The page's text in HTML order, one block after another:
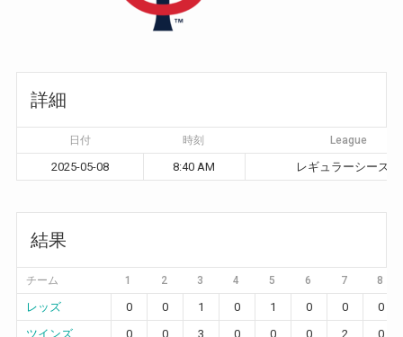
詳細
日付 時刻 League
2025-05-08 8:40 AM レギュラーシーズン
結果
チーム 1 2 3 4 5 6 7 8
レッズ 0 0 1 0 1 0 0
0
ツインズ
0 0 3 0 0 0 2 0